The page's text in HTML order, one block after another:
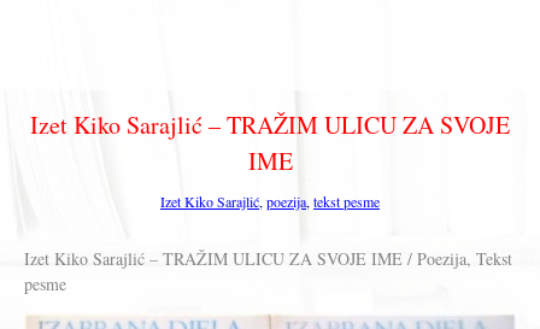
Izet Kiko Sarajlić – TRAŽIM ULICU ZA SVOJE
IME
Izet Kiko Sarajlić, poezija, tekst pesme
Izet Kiko Sarajlić – TRAŽIM ULICU ZA SVOJE IME / Poezija, Tekst
pesme